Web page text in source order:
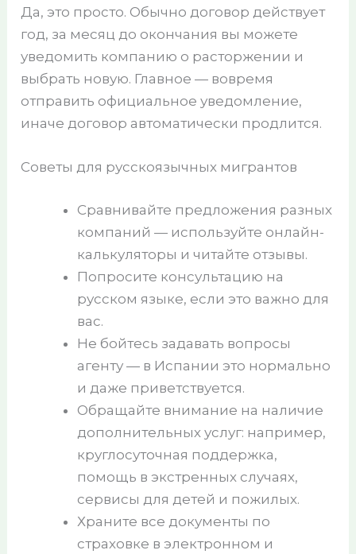
Да, это просто. Обычно договор действует
год, за месяц до окончания вы можете
уведомить компанию о расторжении и
выбрать новую. Главное — вовремя
отправить официальное уведомление,
иначе договор автоматически продлится.
Советы для русскоязычных мигрантов
Сравнивайте предложения разных
компаний — используйте онлайн-
калькуляторы и читайте отзывы.
Попросите консультацию на
русском языке, если это важно для
вас.
Не бойтесь задавать вопросы
агенту — в Испании это нормально
и даже приветствуется.
Обращайте внимание на наличие
дополнительных услуг: например,
круглосуточная поддержка,
помощь в экстренных случаях,
сервисы для детей и пожилых.
Храните все документы по
страховке в электронном и